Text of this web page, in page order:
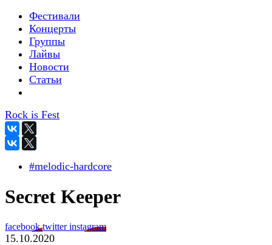
Фестивали
Концерты
Группы
Лайвы
Новости
Статьи
Rock is Fest
#melodic-hardcore
Secret Keeper
facebooktwitterinstagram
15.10.2020